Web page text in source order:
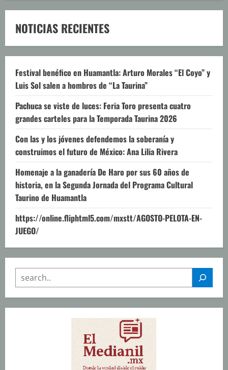
NOTICIAS RECIENTES
Festival benéfico en Huamantla: Arturo Morales “El Coyo” y
Luis Sol salen a hombros de “La Taurina”
Pachuca se viste de luces: Feria Toro presenta cuatro
grandes carteles para la Temporada Taurina 2026
Con las y los jóvenes defendemos la soberanía y
construimos el futuro de México: Ana Lilia Rivera
Homenaje a la ganadería De Haro por sus 60 años de
historia, en la Segunda Jornada del Programa Cultural
Taurino de Huamantla
https://online.fliphtml5.com/mxstt/AGOSTO-PELOTA-EN-
JUEGO/
SEARCH